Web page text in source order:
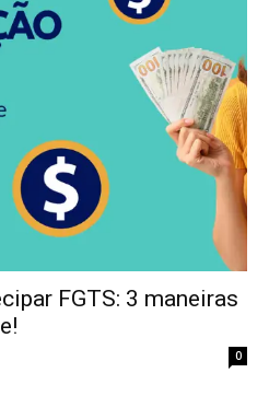
FGTS: 3 maneiras
0